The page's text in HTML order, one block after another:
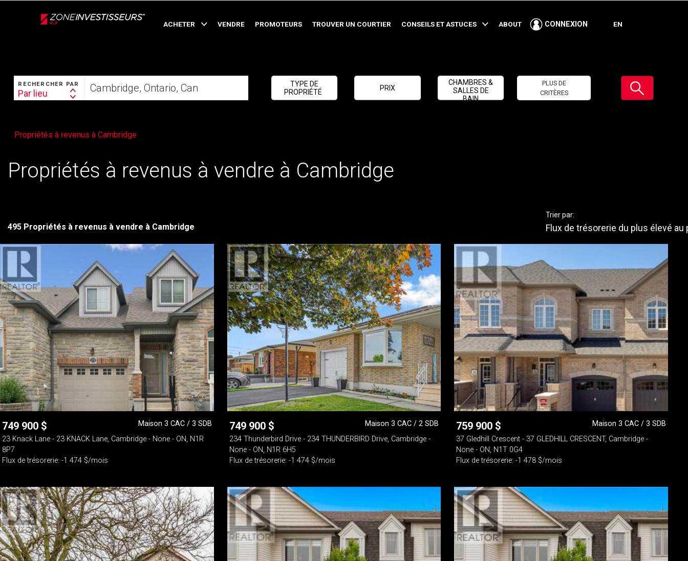
ACHETER VENDRE PROMOTEURS TROUVER UN COURTIER CONSEILS ET ASTUCES ABOUT CONNEXION EN
RECHERCHER
RECHERCHER PAR
Search
By
Par lieu
votre
foyer
TYPE DE
PROPRIÉTÉ
PRIX
CHAMBRES &
SALLES DE
BAIN
PLUS DE
CRITÈRES
Soumettre
Propriétés à revenus à Cambridge
Propriétés à revenus à vendre à Cambridge
495 Propriétés à revenus à vendre à Cambridge
Trier par:
Flux de trésorerie du plus élevé au
749 900 $
Maison 3 CAC / 3 SDB
23 Knack Lane - 23 KNACK Lane, Cambridge - None - ON, N1R
8P7
Flux de trésorerie: -1 474 $/mois
749 900 $
Maison 3 CAC / 2 SDB
234 Thunderbird Drive - 234 THUNDERBIRD Drive, Cambridge -
None - ON, N1R 6H5
Flux de trésorerie: -1 474 $/mois
759 900 $
Maison 3 CAC / 3 SDB
37 Gledhill Crescent - 37 GLEDHILL CRESCENT, Cambridge -
None - ON, N1T 0G4
Flux de trésorerie: -1 478 $/mois